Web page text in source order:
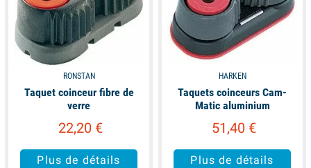
RONSTAN
Taquet coinceur fibre de
verre
22,20 €
Plus de détails
HARKEN
Taquets coinceurs Cam-
Matic aluminium
51,40 €
Plus de détails